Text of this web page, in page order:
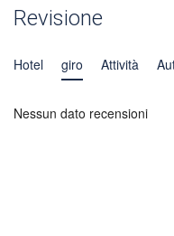
Revisione
Hotel giro Attività
Nessun dato recensioni